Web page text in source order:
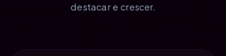
destacar e crescer.